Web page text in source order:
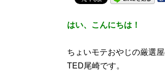
はい、こんにちは！
ちょいモテおやじの厳選
TED尾崎です。